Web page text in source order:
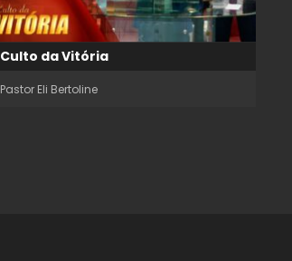
Culto da Vitória
Pastor Eli Bertoline